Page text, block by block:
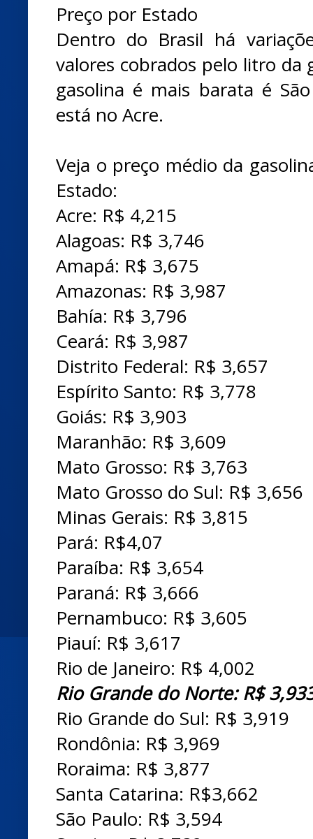
Preço por Estado
Dentro do Brasil há
valores cobrados pelo litro da
gasolina é mais barata é
está no Acre.
Veja o preço médio da
Estado:
Acre: R$ 4,215
Alagoas: R$ 3,746
Amapá: R$ 3,675
Amazonas: R$ 3,987
Bahía: R$ 3,796
Ceará: R$ 3,987
Distrito Federal: R$ 3,657
Espírito Santo: R$ 3,778
Goiás: R$ 3,903
Maranhão: R$ 3,609
Mato Grosso: R$ 3,763
Mato Grosso do Sul: R$ 3,656
Minas Gerais: R$ 3,815
Pará: R$4,07
Paraíba: R$ 3,654
Paraná: R$ 3,666
Pernambuco: R$ 3,605
Piauí: R$ 3,617
Rio de Janeiro: R$ 4,002
Rio Grande do Norte: R$
Rio Grande do Sul: R$ 3,919
Rondônia: R$ 3,969
Roraima: R$ 3,877
Santa Catarina: R$3,662
São Paulo: R$ 3,594